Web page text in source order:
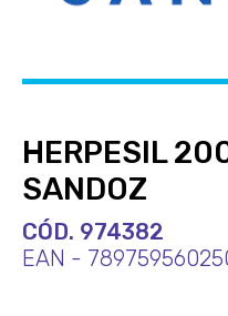
HERPESIL
SANDOZ
CÓD. 974382
EAN -